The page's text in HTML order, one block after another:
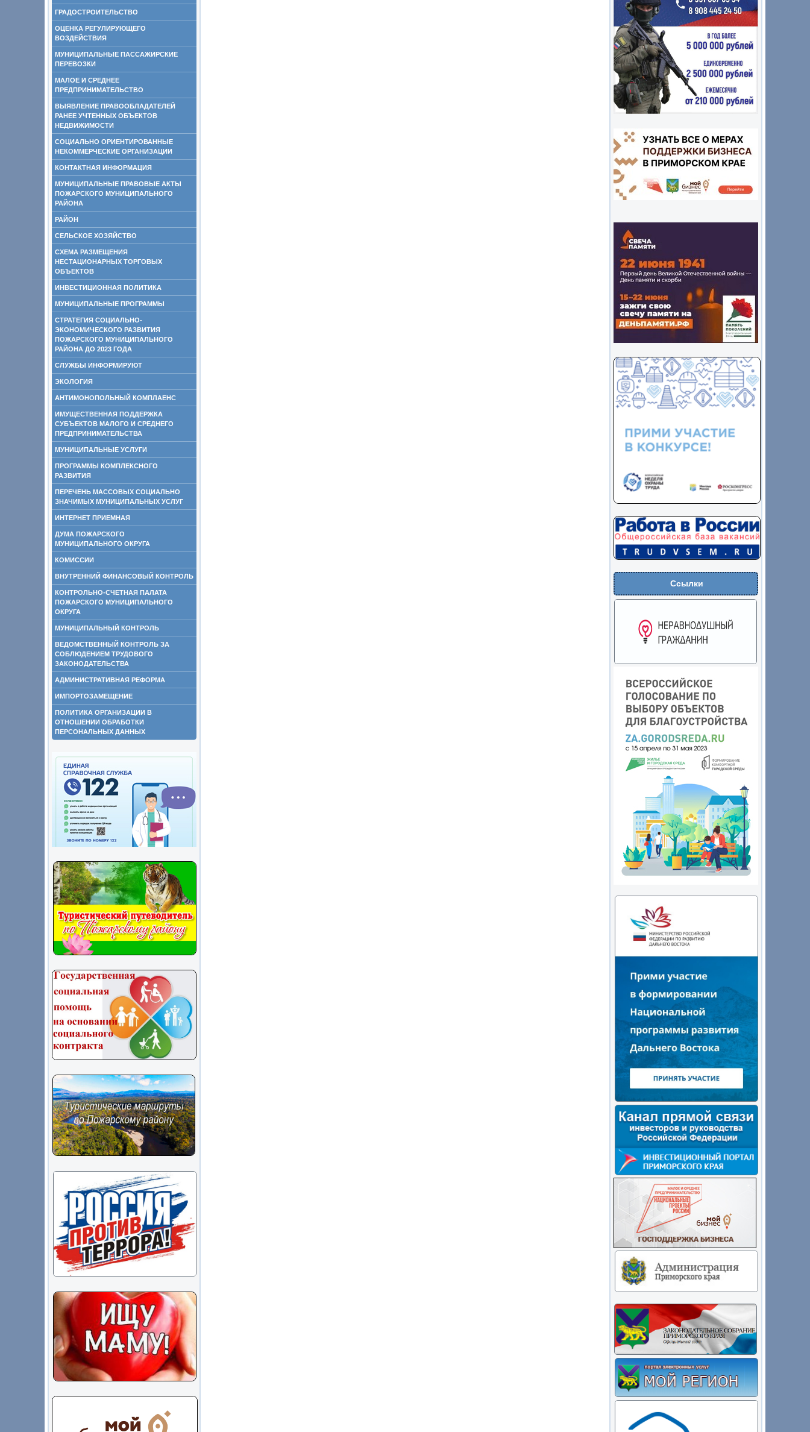
ГРАДОСТРОИТЕЛЬСТВО
ОЦЕНКА РЕГУЛИРУЮЩЕГО
ВОЗДЕЙСТВИЯ
МУНИЦИПАЛЬНЫЕ ПАССАЖИРСКИЕ
ПЕРЕВОЗКИ
МАЛОЕ И СРЕДНЕЕ
ПРЕДПРИНИМАТЕЛЬСТВО
ВЫЯВЛЕНИЕ ПРАВООБЛАДАТЕЛЕЙ
РАНЕЕ УЧТЕННЫХ ОБЪЕКТОВ
НЕДВИЖИМОСТИ
СОЦИАЛЬНО ОРИЕНТИРОВАННЫЕ
НЕКОММЕРЧЕСКИЕ ОРГАНИЗАЦИИ
КОНТАКТНАЯ ИНФОРМАЦИЯ
МУНИЦИПАЛЬНЫЕ ПРАВОВЫЕ АКТЫ
ПОЖАРСКОГО МУНИЦИПАЛЬНОГО
РАЙОНА
РАЙОН
СЕЛЬСКОЕ ХОЗЯЙСТВО
СХЕМА РАЗМЕЩЕНИЯ
НЕСТАЦИОНАРНЫХ ТОРГОВЫХ
ОБЪЕКТОВ
ИНВЕСТИЦИОННАЯ ПОЛИТИКА
МУНИЦИПАЛЬНЫЕ ПРОГРАММЫ
СТРАТЕГИЯ СОЦИАЛЬНО-
ЭКОНОМИЧЕСКОГО РАЗВИТИЯ
ПОЖАРСКОГО МУНИЦИПАЛЬНОГО
РАЙОНА ДО 2023 ГОДА
СЛУЖБЫ ИНФОРМИРУЮТ
ЭКОЛОГИЯ
АНТИМОНОПОЛЬНЫЙ КОМПЛАЕНС
ИМУЩЕСТВЕННАЯ ПОДДЕРЖКА
СУБЪЕКТОВ МАЛОГО И СРЕДНЕГО
ПРЕДПРИНИМАТЕЛЬСТВА
МУНИЦИПАЛЬНЫЕ УСЛУГИ
ПРОГРАММЫ КОМПЛЕКСНОГО
РАЗВИТИЯ
ПЕРЕЧЕНЬ МАССОВЫХ СОЦИАЛЬНО
ЗНАЧИМЫХ МУНИЦИПАЛЬНЫХ УСЛУГ
ИНТЕРНЕТ ПРИЕМНАЯ
ДУМА ПОЖАРСКОГО
МУНИЦИПАЛЬНОГО ОКРУГА
КОМИССИИ
ВНУТРЕННИЙ ФИНАНСОВЫЙ КОНТРОЛЬ
КОНТРОЛЬНО-СЧЕТНАЯ ПАЛАТА
ПОЖАРСКОГО МУНИЦИПАЛЬНОГО
ОКРУГА
МУНИЦИПАЛЬНЫЙ КОНТРОЛЬ
ВЕДОМСТВЕННЫЙ КОНТРОЛЬ ЗА
СОБЛЮДЕНИЕМ ТРУДОВОГО
ЗАКОНОДАТЕЛЬСТВА
АДМИНИСТРАТИВНАЯ РЕФОРМА
ИМПОРТОЗАМЕЩЕНИЕ
ПОЛИТИКА ОРГАНИЗАЦИИ В
ОТНОШЕНИИ ОБРАБОТКИ
ПЕРСОНАЛЬНЫХ ДАННЫХ
Ссылки